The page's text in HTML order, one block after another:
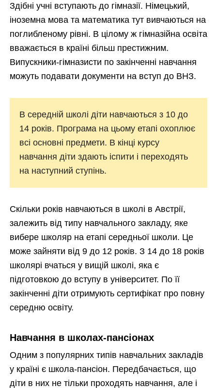
Здібні учні вступають до гімназії. Німецький,
іноземна мова та математика тут вивчаються на
поглибленому рівні. В цілому ж гімназійна освіта
вважається в країні більш престижним.
Випускники-гімназисти по закінченні навчання
можуть подавати документи на вступ до ВНЗ.
В середній школі діти навчаються з 10 до
14 років. Програма на цьому етапі охоплює
всі основні предмети. В кінці курсу
навчання діти здають іспити і переходять
на наступний ступінь.
Скільки років навчаються в школі в Австрії,
залежить від типу навчального закладу, яке
вибере школяр на етапі середньої школи. Це
може зайняти від 9 до 12 років. З 14 до 18 років
школярі вчаться у вищій школі, яка є
підготовкою до вступу в університет. По її
закінченні діти отримують сертифікат про повну
середню освіту.
Навчання в школах-пансіонах
Одним з популярних типів навчальних закладів
у країні є школа-пансіон. Передбачається, що
діти в них не тільки проходять навчання, але і